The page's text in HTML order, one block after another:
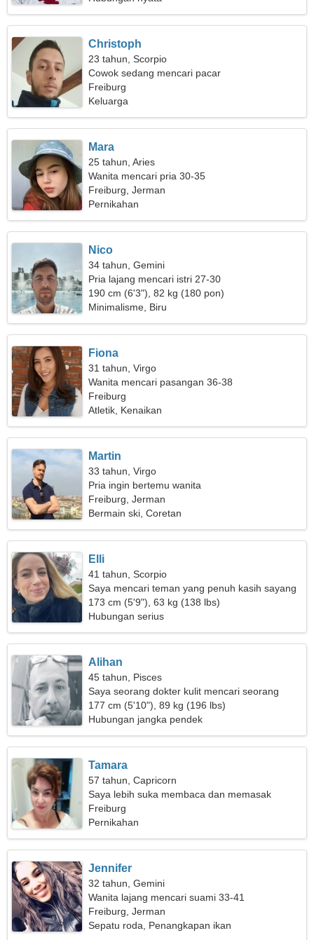
Christoph
23 tahun, Scorpio
Cowok sedang mencari pacar
Freiburg
Keluarga
Mara
25 tahun, Aries
Wanita mencari pria 30-35
Freiburg, Jerman
Pernikahan
Nico
34 tahun, Gemini
Pria lajang mencari istri 27-30
190 cm (6'3"), 82 kg (180 pon)
Minimalisme, Biru
Fiona
31 tahun, Virgo
Wanita mencari pasangan 36-38
Freiburg
Atletik, Kenaikan
Martin
33 tahun, Virgo
Pria ingin bertemu wanita
Freiburg, Jerman
Bermain ski, Coretan
Elli
41 tahun, Scorpio
Saya mencari teman yang penuh kasih sayang
untuk romansa
173 cm (5'9"), 63 kg (138 lbs)
Hubungan serius
Alihan
45 tahun, Pisces
Saya seorang dokter kulit mencari seorang
wanita yang rendah hati
177 cm (5'10"), 89 kg (196 lbs)
Hubungan jangka pendek
Tamara
57 tahun, Capricorn
Saya lebih suka membaca dan memasak
Freiburg
Pernikahan
Jennifer
32 tahun, Gemini
Wanita lajang mencari suami 33-41
Freiburg, Jerman
Sepatu roda, Penangkapan ikan